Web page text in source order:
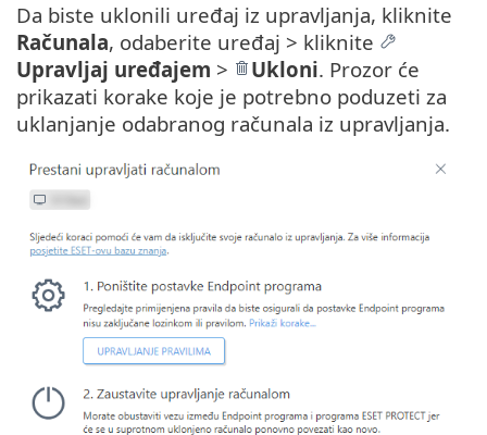
Da biste uklonili uređaj iz upravljanja, kliknite
Računala, odaberite uređaj > kliknite
Upravljaj uređajem > Ukloni. Prozor će
prikazati korake koje je potrebno poduzeti za
uklanjanje odabranog računala iz upravljanja.